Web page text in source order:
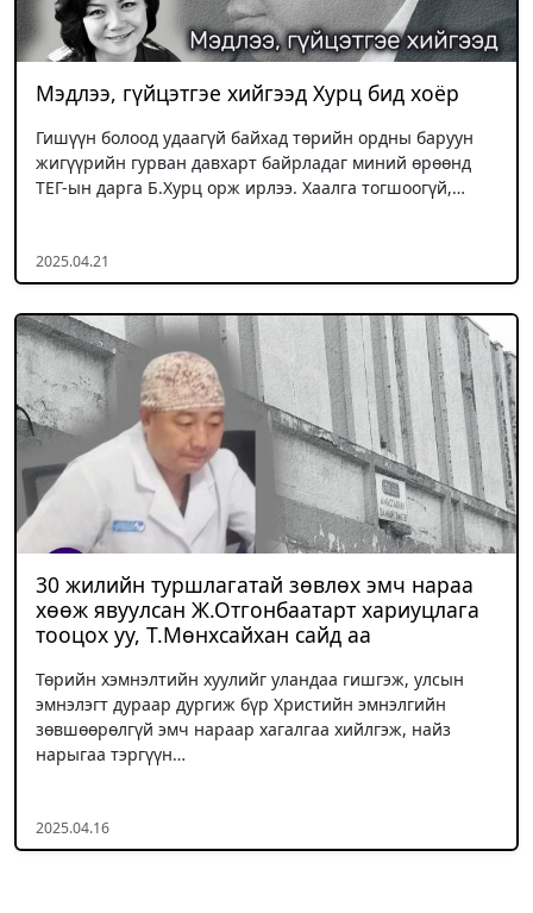
Мэдлээ, гүйцэтгэе хийгээд Хурц бид хоёр
Гишүүн болоод удаагүй байхад төрийн ордны баруун
жигүүрийн гурван давхарт байрладаг миний өрөөнд
ТЕГ-ын дарга Б.Хурц орж ирлээ. Хаалга тогшоогүй,…
2025.04.21
30 жилийн туршлагатай зөвлөх эмч нараа
хөөж явуулсан Ж.Отгонбаатарт хариуцлага
тооцох уу, Т.Мөнхсайхан сайд аа
Төрийн хэмнэлтийн хуулийг уландаа гишгэж, улсын
эмнэлэгт дураар дургиж бүр Христийн эмнэлгийн
зөвшөөрөлгүй эмч нараар хагалгаа хийлгэж, найз
нарыгаа тэргүүн…
2025.04.16